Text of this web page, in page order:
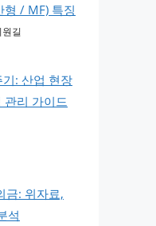
형 / MF) 특징
길
기: 산업 현장
관리 가이드
금: 위자료,
석